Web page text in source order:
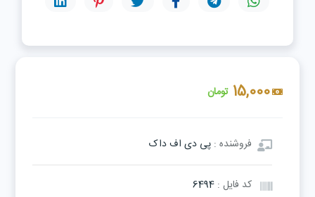
15,000 تومان
فروشنده :پی دی اف داک
کد فایل :6494